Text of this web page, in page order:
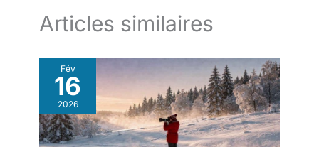
d'utilisation, nous vous offrons
un service de remboursement
Articles similaires
Fév
16
2026